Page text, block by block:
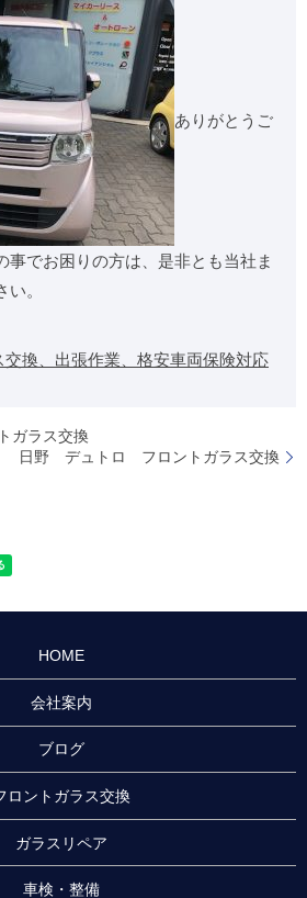
ありがとうご
事でお困りの方は、是非とも当社ま
。
換、出張作業、格安車両保険対応
ガラス交換
日野 デュトロ フロントガラス交換
HOME
会社案内
ブログ
ロントガラス交換
ガラスリペア
車検・整備